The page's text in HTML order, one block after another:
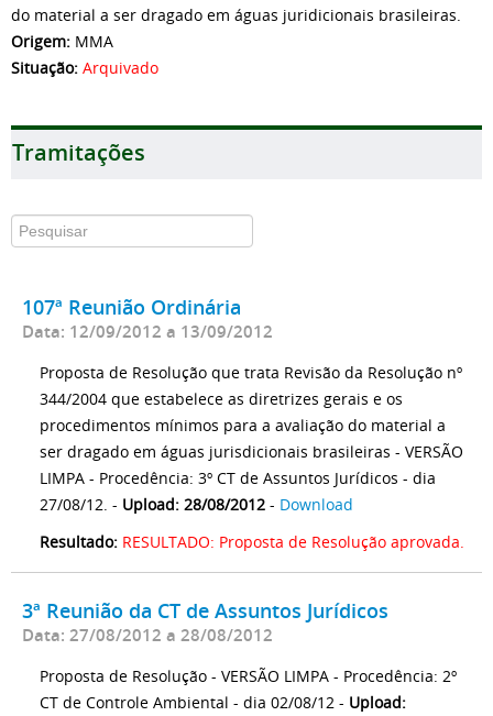
do material a ser dragado em águas juridicionais brasileiras.
Origem: MMA
Situação: Arquivado
Tramitações
107ª Reunião Ordinária
Data: 12/09/2012 a 13/09/2012
Proposta de Resolução que trata Revisão da Resolução nº
344/2004 que estabelece as diretrizes gerais e os
procedimentos mínimos para a avaliação do material a
ser dragado em águas jurisdicionais brasileiras - VERSÃO
LIMPA - Procedência: 3º CT de Assuntos Jurídicos - dia
27/08/12. - Upload: 28/08/2012 - Download
Resultado: RESULTADO: Proposta de Resolução aprovada.
3ª Reunião da CT de Assuntos Jurídicos
Data: 27/08/2012 a 28/08/2012
Proposta de Resolução - VERSÃO LIMPA - Procedência: 2º
CT de Controle Ambiental - dia 02/08/12 - Upload: